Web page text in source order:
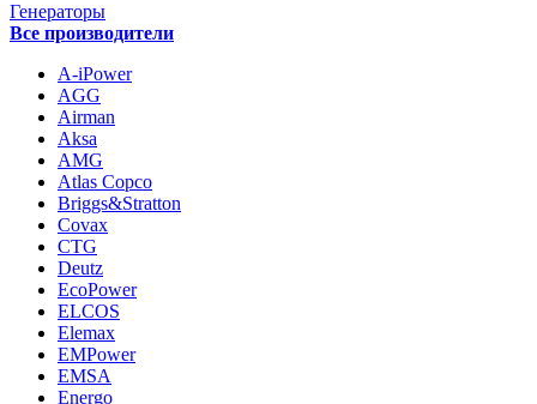
Генераторы
Все производители
A-iPower
AGG
Airman
Aksa
AMG
Atlas Copco
Briggs&Stratton
Covax
CTG
Deutz
EcoPower
ELCOS
Elemax
EMPower
EMSA
Energo